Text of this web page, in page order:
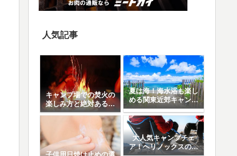
人気記事
キャンプ場での焚火の
楽しみ方と絶対あると
便利なアイテム8選
夏は海！海水浴も楽し
める関東近郊キャンプ
場10選
大人気キャンプチェ
ア！ヘリノックスの魅